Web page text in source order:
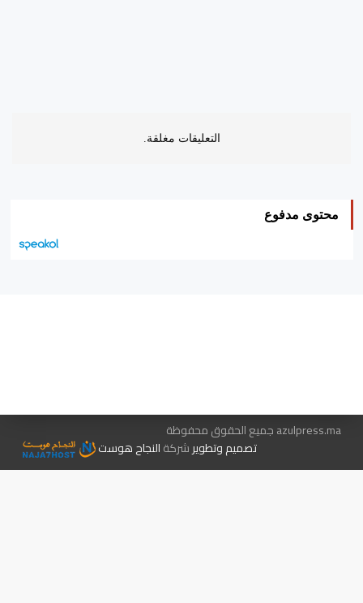
التعليقات مغلقة.
محتوى مدفوع
azulpress.ma جميع الحقوق محفوظة
تصميم وتطويرشركةالنجاح هوست